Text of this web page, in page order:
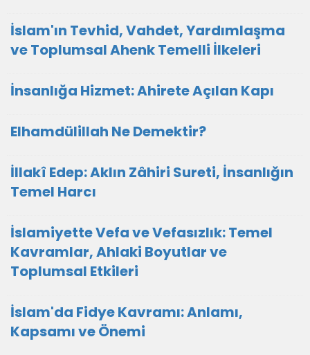
İslam'ın Tevhid, Vahdet, Yardımlaşma
ve Toplumsal Ahenk Temelli İlkeleri
İnsanlığa Hizmet: Ahirete Açılan Kapı
Elhamdülillah Ne Demektir?
İllakî Edep: Aklın Zâhiri Sureti, İnsanlığın
Temel Harcı
İslamiyette Vefa ve Vefasızlık: Temel
Kavramlar, Ahlaki Boyutlar ve
Toplumsal Etkileri
İslam'da Fidye Kavramı: Anlamı,
Kapsamı ve Önemi